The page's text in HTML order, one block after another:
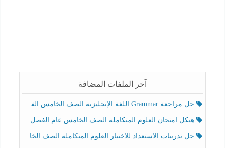
آخر الملفات المضافة
حل مراجعة Grammar اللغة الإنجليزية الصف الخامس الفصل الثالث
هيكل امتحان العلوم المتكاملة الصف الخامس عام الفصل الدراسي الثالث 2025-2026
حل تدريبات الاستعداد للاختبار العلوم المتكاملة الصف الخامس عام الفصل الثالث